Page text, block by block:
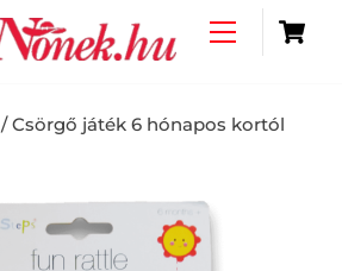
Menu
/ Csörgő játék 6 hónapos kortól